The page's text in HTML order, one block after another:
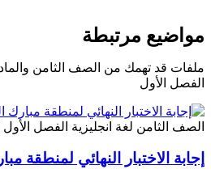
مواضيع مرتبطة
ملفات قد تهمك من الصف الثامن
الفصل الأول
الصف الثامن لغة انجليزية الفصل الأول
إجابة الاختبار النهائي لمنطقة